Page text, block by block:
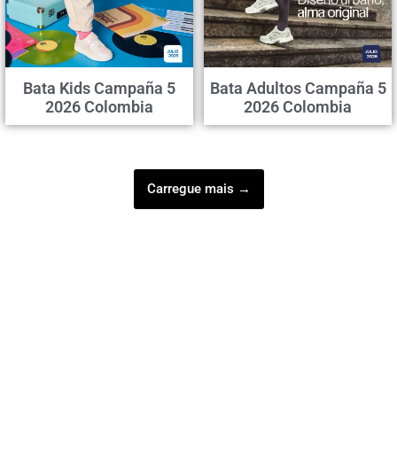
Bata Kids Campaña 5
2026 Colombia
Bata Adultos Campaña 5
2026 Colombia
Carregue mais →